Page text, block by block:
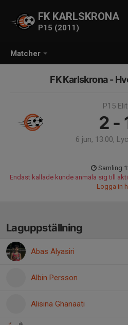
Matcher
FK KARLSKRONA
P15 (2011)
FK Karlskrona -
P15 Elit
2 -
6 jun, 13:00,
Samling
Endast kallade kunde anmäla sig till
Logga in
Laguppställning
Abas Alyasiri
Albin Persson
Alisina Ghanaati